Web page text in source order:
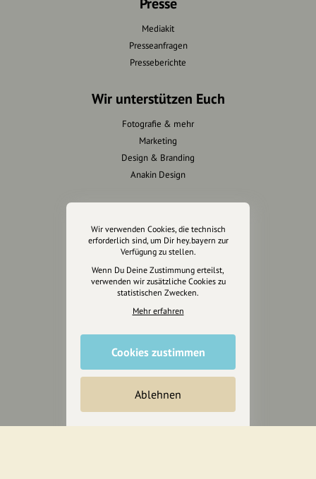
Mediakit
Presseanfragen
Presseberichte
Wir unterstützen Euch
Fotografie & mehr
Marketing
Design & Branding
Anakin Design
Unterstütze
unsere Plattform
hey.bayern ist ein Projekt von
uns für unsere Region und
für alle, die uns besuchen
Inhalte vorschlagen
Wir verwenden Cookies, die technisch
erforderlich sind, um Dir hey.bayern zur
Verfügung zu stellen.
Wenn Du Deine Zustimmung erteilst,
verwenden wir zusätzliche Cookies zu
statistischen Zwecken.
Mehr erfahren
Cookies zustimmen
Ablehnen